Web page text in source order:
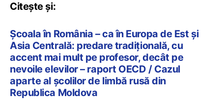
Citește și:
Școala în România – ca în Europa de Est și
Asia Centrală: predare tradițională, cu
accent mai mult pe profesor, decât pe
nevoile elevilor – raport OECD / Cazul
aparte al școlilor de limbă rusă din
Republica Moldova